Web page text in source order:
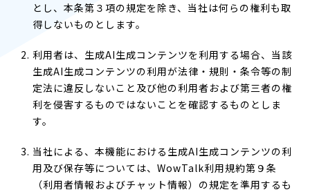
とし、本条第３項の規定を除き、当社は何らの権利も取
得しないものとします。
利用者は、生成AI生成コンテンツを利用する場合、当該
生成AI生成コンテンツの利用が法律・規則・条令等の制
定法に違反しないこと及び他の利用者および第三者の権
利を侵害するものではないことを確認するものとしま
す。
当社による、本機能における生成AI生成コンテンツの利
用及び保存等については、WowTalk利用規約第９条
（利用者情報およびチャット情報）の規定を準用するも